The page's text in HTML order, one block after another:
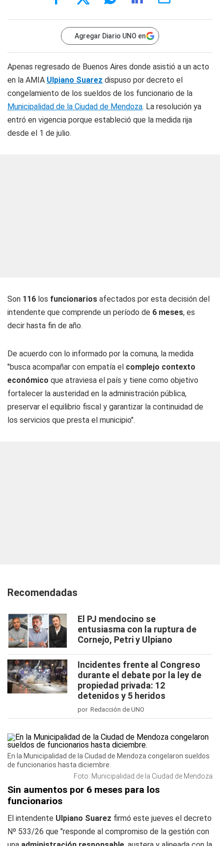
Agregar Diario UNO en
Apenas regresado de Buenos Aires donde asistió a un acto
en la AMIA Ulpiano Suarez dispuso por decreto el
congelamiento de los sueldos de los funcionario de la
Municipalidad de la Ciudad de Mendoza. La resolución ya
entró en vigencia porque estableció que la medida rija
desde el 1 de julio.
Son 116 los funcionarios afectados por esta decisión del
intendente que comprende un período de 6 meses, es
decir hasta fin de año.
De acuerdo con lo informado por la comuna, la medida
"busca acompañar con empatía el complejo contexto
económico que atraviesa el país y tiene como objetivo
fortalecer la austeridad en la administración pública,
preservar el equilibrio fiscal y garantizar la continuidad de
los servicios que presta el municipio".
Recomendadas
El PJ mendocino se
entusiasma con la ruptura de
Cornejo, Petri y Ulpiano
Incidentes frente al Congreso
durante el debate por la ley de
propiedad privada: 12
detenidos y 5 heridos
por Redacción de UNO
En la Municipalidad de la Ciudad de Mendoza congelaron sueldos
de funcionarios hasta diciembre.
Foto: Municipalidad de la Ciudad de Mendoza
Sin aumentos por 6 meses para los
funcionarios
El intendente Ulpiano Suarez firmó este jueves el decreto
Nº 533/26 que "responde al compromiso de la gestión con